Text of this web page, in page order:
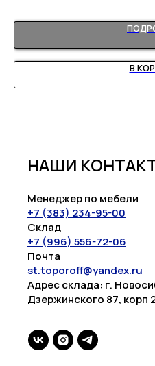
В
НАШИ
Менеджер по мебели
+7 (383) 234-95-00
Склад
+7 (996) 556-72-06
Почта
st.toporoff@yandex.ru
Адрес склада: г.
Дзержинского 87, корп